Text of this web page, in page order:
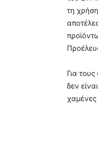
τη
Για
δεν
χαμένες